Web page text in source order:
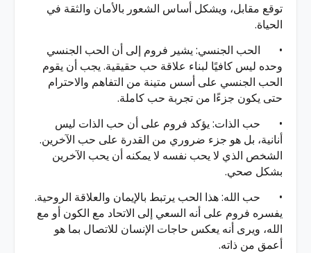
توقع مقابل، ويشكل أساس الشعور بالأمان والثقة في
الحياة.
•
الحب الجنسي: يشير فروم إلى أن الحب الجنسي
وحده ليس كافيًا لبناء علاقة حب حقيقية. يجب أن يقوم
الحب الجنسي على أسس متينة من التفاهم والاحترام
حتى يكون جزءًا من تجربة حب كاملة.
•
حب الذات: يؤكد فروم على أن حب الذات ليس
أنانية، بل هو جزء ضروري من القدرة على حب الآخرين.
الشخص الذي لا يحب نفسه لا يمكنه أن يحب الآخرين
بشكل صحي.
•
حب الله: هذا الحب يرتبط بالإيمان والعلاقة الروحية.
يفسره فروم على أنه السعي إلى الاتحاد مع الكون أو مع
الله، ويرى أنه يعكس حاجات الإنسان للاتصال بما هو
أعمق من ذاته.